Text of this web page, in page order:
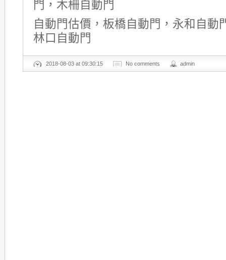
門，木柵自動門
自動門估價，板橋自動門，永和自動
林口自動門
2018-08-03 at 09:30:15 No comments admin